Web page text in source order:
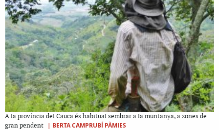
A la província del Cauca és habitual sembrar a la muntanya, a zones de
gran pendent
| BERTA CAMPRUBÍ PÀMIES